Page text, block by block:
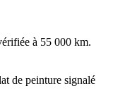
à 55 000 km.
de peinture signalé